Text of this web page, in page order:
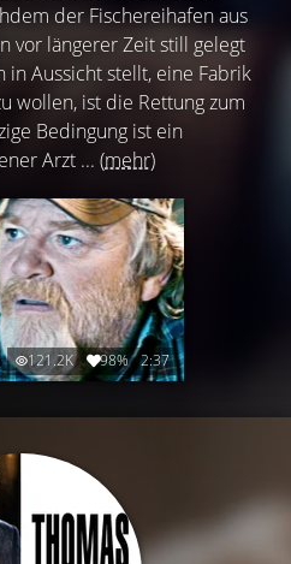
der Fischereihafen aus
vor längerer Zeit still gelegt
Aussicht stellt, eine Fabrik
wollen, ist die Rettung zum
Bedingung ist ein
Arzt ... (mehr)
121.2K 98% 2:37